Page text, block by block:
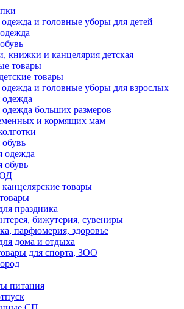
и головные уборы для детей
книжки и канцелярия детская
товары
товары
и головные уборы для взрослых
одежда
больших размеров
и кормящих мам
одежда
обувь
товары
праздника
бижутерия, сувениры
парфюмерия, здоровье
дома и отдыха
для спорта, ЗОО
питания